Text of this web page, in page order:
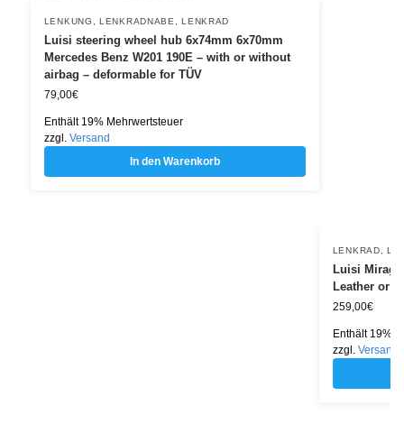
LENKUNG ,LENKRADNABE ,LENKRAD
Luisi steering wheel hub 6x74mm 6x70mm
Mercedes Benz W201 190E – with or without
airbag – deformable for TÜV
79,00€
Enthält 19% Mehrwertsteuer
zzgl. Versand
In den Warenkorb
LENKRAD ,
Luisi
Leather or
259,00€
Enthält 19%
zzgl. Versand